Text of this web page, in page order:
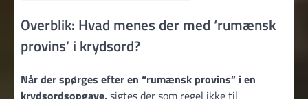
Overblik: Hvad menes der med ‘rumænsk
provins’ i krydsord?
Når der spørges efter en “rumænsk provins” i en
krydsordsopgave,sigtes der som regel ikke til